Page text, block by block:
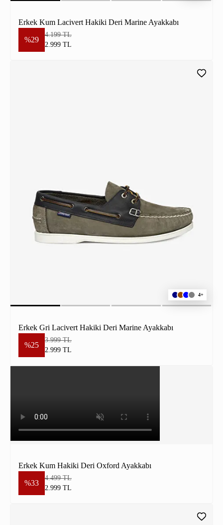
Erkek Kum Lacivert Hakiki Deri Marine Ayakkabı
%29
4.199 TL
2.999 TL
4+
Erkek Gri Lacivert Hakiki Deri Marine Ayakkabı
%25
3.999 TL
2.999 TL
Erkek Kum Hakiki Deri Oxford Ayakkabı
%33
4.499 TL
2.999 TL